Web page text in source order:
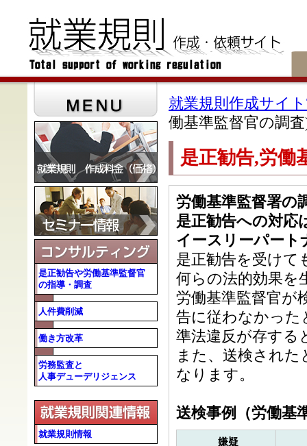
就業規則作成サイト
働基準監督官の調
是正勧告,労働
労働基準監督署の
是正勧告への対応
イースリーパート
是正勧告を受けて
何らの法的効果を
労働基準監督官が
告に従わなかった
準法違反が存する
また、送検され
なります。
送検事例（労働基
嫌疑
是正勧告や労働基準監督官
の指導・調査
人件費削減
働き方改革
労務監査と
人事デューデリジェンス
就業規則情報